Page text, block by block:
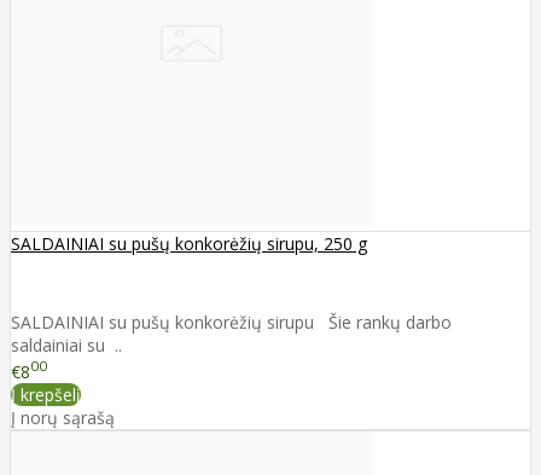
SALDAINIAI su pušų konkorėžių sirupu, 250 g
SALDAINIAI su pušų konkorėžių sirupu Šie rankų darbo
saldainiai su ..
€800
Į krepšelį
Į norų sąrašą